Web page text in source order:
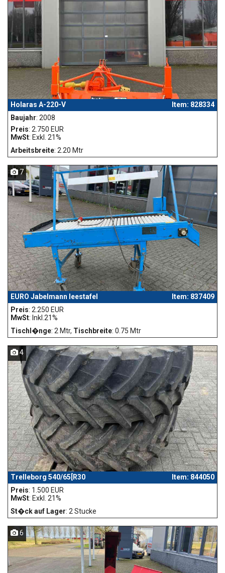
Holaras A-220-V
Item: 828334
Baujahr: 2008
Preis: 2.750 EUR
MwSt: Exkl. 21%
Arbeitsbreite: 2.20 Mtr
7
EURO Jabelmann leestafel
Item: 837409
Preis: 2.250 EUR
MwSt: Inkl.21%
Tischl�nge: 2 Mtr, Tischbreite: 0.75 Mtr
4
Trelleborg 540/65[R30
Item: 844050
Preis: 1.500 EUR
MwSt: Exkl. 21%
St�ck auf Lager: 2 Stucke
6